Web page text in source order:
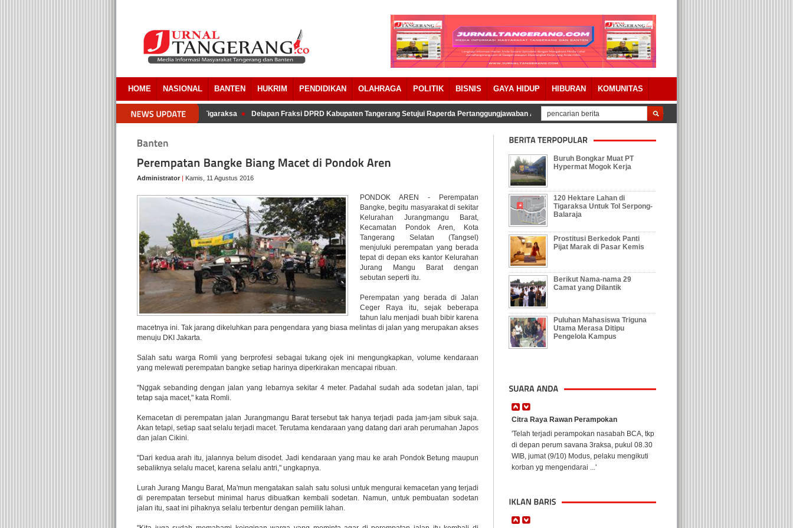
HOME NASIONAL BANTEN HUKRIM PENDIDIKAN OLAHRAGA POLITIK BISNIS GAYA HIDUP HIBURAN KOMUNITAS
Akui Ada Overlapping Pada Pembebasan Lahan RSUD Tigaraksa Delapan Fraksi DPRD Kabupaten Tangerang Setujui Raperda Pertanggungjawaban APBD 2023 Dengan Catatan Tolak Keberadaan Galian Tanah, Ratusan
Administrator | Kamis, 11 Agustus 2016
PONDOK AREN - Perempatan
Bangke, begitu masyarakat di sekitar
Kelurahan Jurangmangu Barat,
Kecamatan Pondok Aren, Kota
Tangerang Selatan (Tangsel)
menjuluki perempatan yang berada
tepat di depan eks kantor Kelurahan
Jurang Mangu Barat dengan
sebutan seperti itu.
Perempatan yang berada di Jalan
Ceger Raya itu, sejak beberapa
tahun lalu menjadi buah bibir karena
macetnya ini. Tak jarang dikeluhkan para pengendara yang biasa melintas di jalan yang merupakan akses
menuju DKI Jakarta.
Salah satu warga Romli yang berprofesi sebagai tukang ojek ini mengungkapkan, volume kendaraan
yang melewati perempatan bangke setiap harinya diperkirakan mencapai ribuan.
"Nggak sebanding dengan jalan yang lebarnya sekitar 4 meter. Padahal sudah ada sodetan jalan, tapi
tetap saja macet," kata Romli.
Kemacetan di perempatan jalan Jurangmangu Barat tersebut tak hanya terjadi pada jam-jam sibuk saja.
Akan tetapi, setiap saat selalu terjadi macet. Terutama kendaraan yang datang dari arah perumahan Japos
dan jalan Cikini.
"Dari kedua arah itu, jalannya belum disodet. Jadi kendaraan yang mau ke arah Pondok Betung maupun
sebaliknya selalu macet, karena selalu antri," ungkapnya.
Lurah Jurang Mangu Barat, Ma'mun mengatakan salah satu solusi untuk mengurai kemacetan yang terjadi
di perempatan tersebut minimal harus dibuatkan kembali sodetan. Namun, untuk pembuatan sodetan
jalan itu, saat ini pihaknya selalu terbentur dengan pemilik lahan.
Buruh Bongkar Muat PT
Hypermat Mogok Kerja
120 Hektare Lahan di
Tigaraksa Untuk Tol Serpong-
Balaraja
Prostitusi Berkedok Panti
Pijat Marak di Pasar Kemis
Berikut Nama-nama 29
Camat yang Dilantik
Puluhan Mahasiswa Triguna
Utama Merasa Ditipu
Pengelola Kampus
Citra Raya Rawan Perampokan
'Telah terjadi perampokan nasabah BCA, tkp
di depan perum savana 3raksa, pukul 08.30
WIB, jumat (9/10) Modus, pelaku mengikuti
korban yg mengendarai ...'